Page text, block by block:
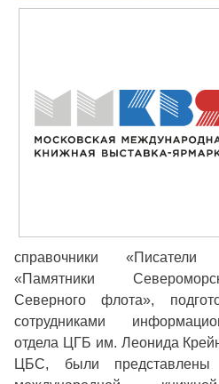
справочники
«Памятники
Северного флота»,
сотрудниками
отдела ЦГБ им. Леонида
ЦБС, были